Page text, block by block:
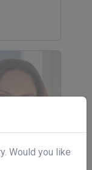
Would you like